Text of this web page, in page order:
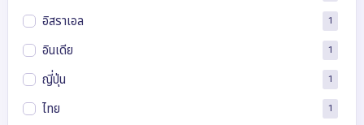
อิสราเอล 1
อินเดีย 1
ญี่ปุ่น 1
ไทย 1